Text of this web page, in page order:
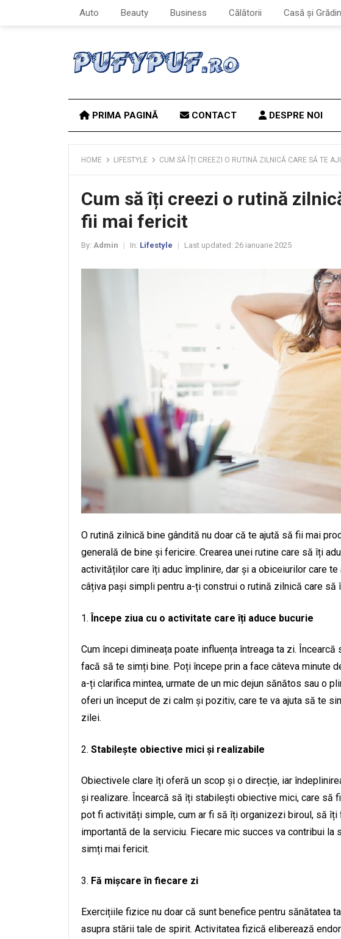
Auto Beauty Business Călătorii Casă și
PRIMA PAGINĂ CONTACT DESPRE NOI
HOME LIFESTYLE CUM SĂ ÎȚI CREEZI O RUTINĂ ZILNICĂ CARE SĂ TE
Cum să îți creezi o rutină
fii mai fericit
By: Admin In: Lifestyle Last updated: 26 ianuarie 2025
O rutină zilnică bine gândită nu doar că te ajută să fii mai
generală de bine și fericire. Crearea unei rutine care să îți
activităților care îți aduc împlinire, dar și a obiceiurilor care
câțiva pași simpli pentru a-ți construi o rutină zilnică care
Începe ziua cu o activitate care îți aduce bucurie
Cum începi dimineața poate influența întreaga ta zi.
facă să te simți bine. Poți începe prin a face câteva minute
a-ți clarifica mintea, urmate de un mic dejun sănătos sau o
oferi un început de zi calm și pozitiv, care te va ajuta să te
zilei.
Stabilește obiective mici și realizabile
Obiectivele clare îți oferă un scop și o direcție, iar
și realizare. Încearcă să îți stabilești obiective mici, care să
pot fi activități simple, cum ar fi să îți organizezi biroul, să
importantă de la serviciu. Fiecare mic succes va contribui
simți mai fericit.
Fă mișcare în fiecare zi
Exercițiile fizice nu doar că sunt benefice pentru sănătatea
asupra stării tale de spirit. Activitatea fizică eliberează